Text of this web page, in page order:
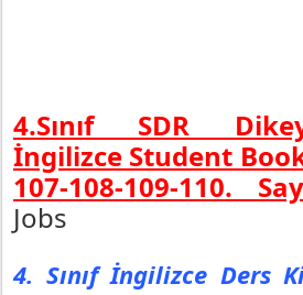
4.Sınıf SDR
İngilizce Student
107-108-109-110.
Jobs
4. Sınıf İngilizce Ders